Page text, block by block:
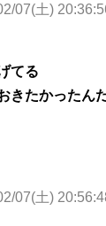
07(土)
てる
きたかったん
07(土)